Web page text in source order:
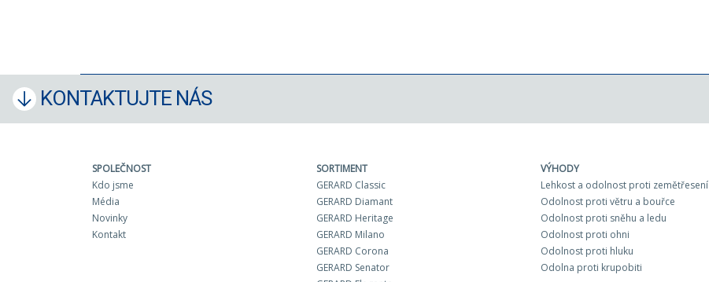
KONTAKTUJTE NÁS
SPOLEČNOST
Kdo jsme
Média
Novinky
Kontakt
SORTIMENT
GERARD Classic
GERARD Diamant
GERARD Heritage
GERARD Milano
GERARD Corona
GERARD Senator
VÝHODY
Lehkost a odolnost proti zemětřesení
Odolnost proti větru a bouřce
Odolnost proti sněhu a ledu
Odolnost proti ohni
Odolnost proti hluku
Odolna proti krupobiti